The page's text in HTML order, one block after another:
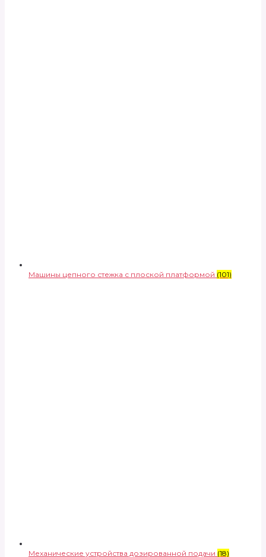
Машины цепного стежка с плоской платформой (101)
Механические устройства дозированной подачи (18)